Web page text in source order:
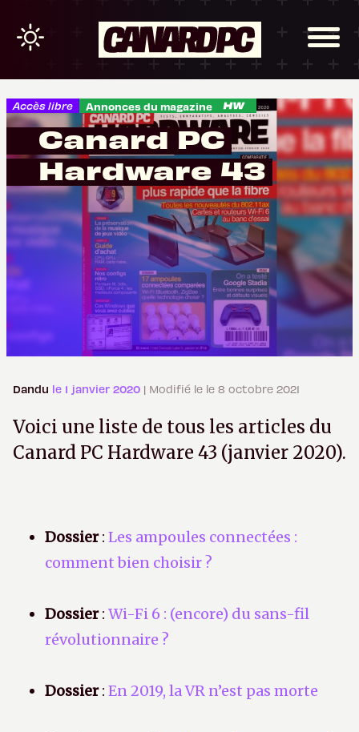
Accès libre Annonces du magazine
Canard PC
Hardware 43
Dandu le 1 janvier 2020 | Modifié le le 8 octobre 2021
Voici une liste de tous les articles du
Canard PC Hardware 43 (janvier 2020).
Dossier: Les ampoules connectées :
comment bien choisir ?
Dossier: Wi-Fi 6 : (encore) du sans-fil
révolutionnaire ?
Dossier: En 2019, la VR n’est pas morte